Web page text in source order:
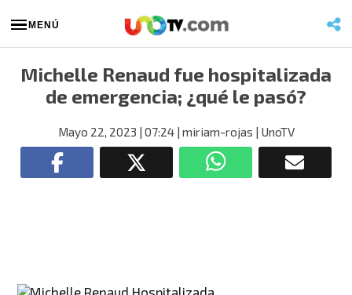
MENÚ
Michelle Renaud fue hospitalizada
de emergencia; ¿qué le pasó?
Mayo 22, 2023 | 07:24| miriam-rojas | UnoTV